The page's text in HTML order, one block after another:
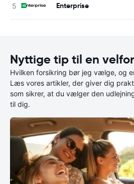
Enterprise
Nyttige tip til en
Hvilken forsikring bør jeg vælge, og
Læs vores artikler, der giver dig
som sikrer, at du vælger den
til dig.